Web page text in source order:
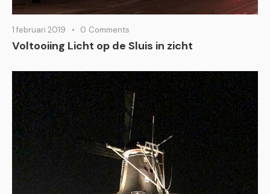
1 februari 2019 0 Comments
Voltooiing Licht op de Sluis in zicht